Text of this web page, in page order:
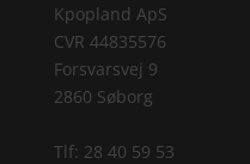
Kpopland ApS
CVR 44835576
Forsvarsvej 9
2860 Søborg
Tlf: 28 40 59 53